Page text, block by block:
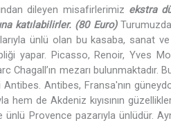
dileyen misafirlerimiz ekstra
katılabilirler. (80 Euro)Turumuzda
ünlü olan bu kasaba, sanat
yapar. Picasso, Renoir, Yves
Chagall’ın mezarı bulunmaktadır.
Antibes. Antibes, Fransa'nın
de Akdeniz kıyısının
Provence pazarıyla ünlüdür.